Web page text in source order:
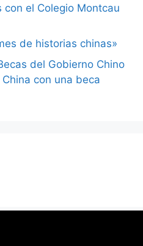
el Colegio Montcau
de historias chinas»
del Gobierno Chino
con una beca